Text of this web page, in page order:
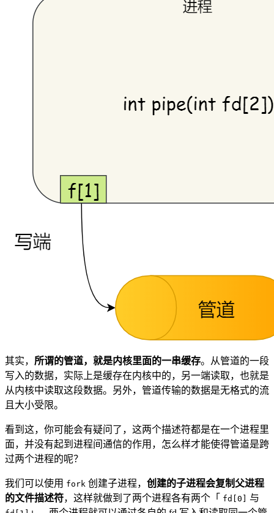
其实， 所谓的管道，就是内核里面的一串缓存。从管道的一段
写入的数据，实际上是缓存在内核中的，另一端读取，也就是
从内核中读取这段数据。另外，管道传输的数据是无格式的流
且大小受限。
看到这，你可能会有疑问了，这两个描述符都是在一个进程里
面，并没有起到进程间通信的作用，怎么样才能使得管道是跨
过两个进程的呢？
我们可以使用 fork 创建子进程， 创建的子进程会复制父进程
的文件描述符，这样就做到了两个进程各有两个「 fd[0] 与